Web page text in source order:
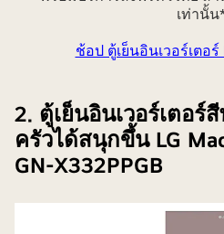
เท่านั้น
ช้อป ตู้เย็นอินเวอร์เตอร์
2. ตู้เย็นอินเวอร์เตอร์
ครัวได้สนุกขึ้น LG
GN-X332PPGB